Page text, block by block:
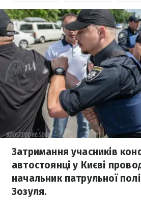
Затримання учасників
автостоянці у Києві
начальник патрульної
Зозуля.